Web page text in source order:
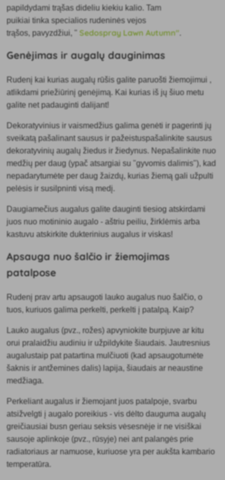
papildydami trąšas dideliu kiekiu kalio. Tam
puikiai tinka specialios rudeninės vejos
trąšos, pavyzdžiui, "Sedospray Lawn Autumn".
Genėjimas ir augalų dauginimas
Rudenį kai kurias augalų rūšis galite paruošti žiemojimui ,
atlikdami priežiūrinį genėjimą. Kai kurias iš jų šiuo metu
galite net padauginti dalijant!
Dekoratyvinius ir vaismedžius galima genėti ir pagerinti jų
sveikatąpašalinant sausus ir pažeistuspašalinkite sausus
dekoratyvinių augalų žiedus ir žiedynus. Nepašalinkite nuo
medžių per daug (ypač atsargiai su "gyvomis dalimis"), kad
nepadarytumėte per daug žaizdų, kurias žiemą gali užpulti
pelėsis ir susilpninti visą medį.
Daugiamečius augalus galitedauginti tiesiog atskirdami
juos nuo motininio augalo - aštriu peiliu, žirklėmis arba
kastuvu atskirkite dukterinius augalus ir viskas!
Apsauga nuo šalčio ir žiemojimas
patalpose
Rudenį pravartu apsaugoti lauko augalus nuo šalčio, o
tuos, kuriuos galima perkelti, perkelti į patalpą. Kaip?
Lauko augalus (pvz., rožes) apvyniokite burpjuve ar kitu
orui pralaidžiu audiniu ir užpildykite šiaudais. Jautresnius
augalustaip pat patartina mulčiuoti (kad apsaugotumėte
šaknis ir antžemines dalis) lapija, šiaudais ar neaustine
medžiaga.
Perkeliant augalus ir žiemojant juos patalpoje, svarbu
atsižvelgti į augalo poreikius - vis dėlto dauguma augalų
greičiausiai busn geriau seksis vėsesnėje ir ne visiškai
sausoje aplinkoje (pvz., rūsyje) nei ant palangės prie
radiatoriaus ar namuose, kuriuose yra per aukšta kambario
temperatūra.